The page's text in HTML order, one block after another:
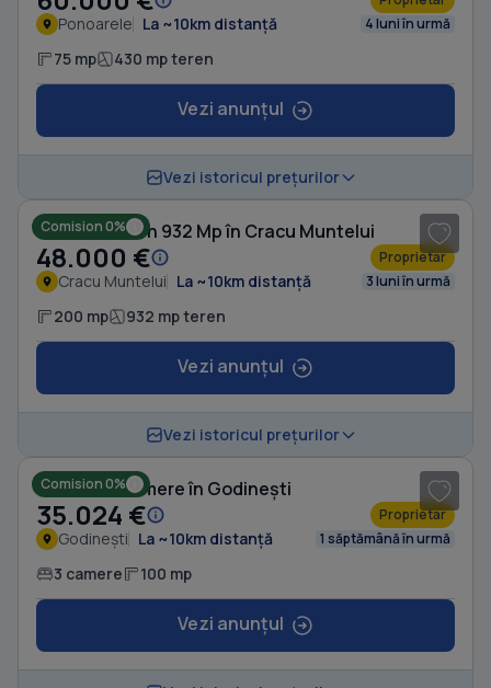
Ponoarele La ~10km distanță 4 luni în urmă
75 mp 430 mp teren
Vezi anunțul
Vezi istoricul prețurilor
Comision 0%
Casă cu Teren 932 Mp în Cracu Muntelui
48.000 € Proprietar
Cracu Muntelui La ~10km distanță 3 luni în urmă
200 mp 932 mp teren
Vezi anunțul
Vezi istoricul prețurilor
Comision 0%
Casă cu 3 camere în Godinești
35.024 € Proprietar
Godinești La ~10km distanță 1 săptămână în urmă
3 camere 100 mp
Vezi anunțul